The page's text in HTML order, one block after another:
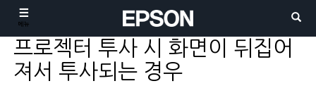
메뉴
프로젝터 투사 시 화면이 뒤집어
져서 투사되는 경우